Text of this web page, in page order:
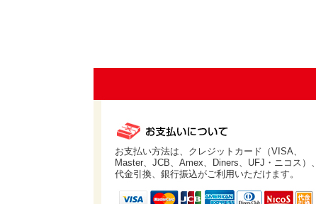
お支払い方法は、クレジットカード（VISA、
Master、JCB、Amex、Diners、UFJ・ニコス）、
代金引換、銀行振込がご利用いただけます。